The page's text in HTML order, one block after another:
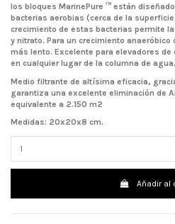
los bloques MarinePure ™ están
bacterias aerobias (cerca de la
crecimiento de estas bacterias permite
y nitrato. Para un crecimiento
más lento. Excelente para elevadores
en cualquier lugar de la columna de agua.
Medio filtrante de altísima eficacia,
garantiza una excelente eliminación de
equivalente a 2.150 m2
Medidas: 20x20x8 cm.
Añadir al